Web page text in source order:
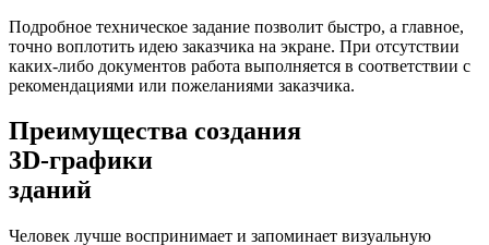
Подробное техническое задание позволит быстро, а главное,
точно воплотить идею заказчика на экране. При отсутствии
каких-либо документов работа выполняется в соответствии с
рекомендациями или пожеланиями заказчика.
Преимущества создания
3D-графики
зданий
Человек лучше воспринимает и запоминает визуальную